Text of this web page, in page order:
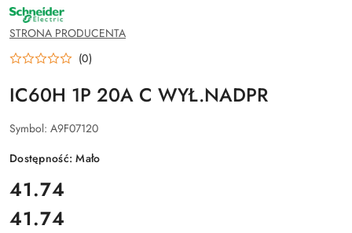
NAZWA
PRODUCENTA:
SCHNEIDER
ELECTRIC
STRONA PRODUCENTA
(0)
IC60H 1P 20A C WYŁ.NADPR
Symbol: A9F07120
Dostępność:Mało
cena:
41.74
Cena:
41.74